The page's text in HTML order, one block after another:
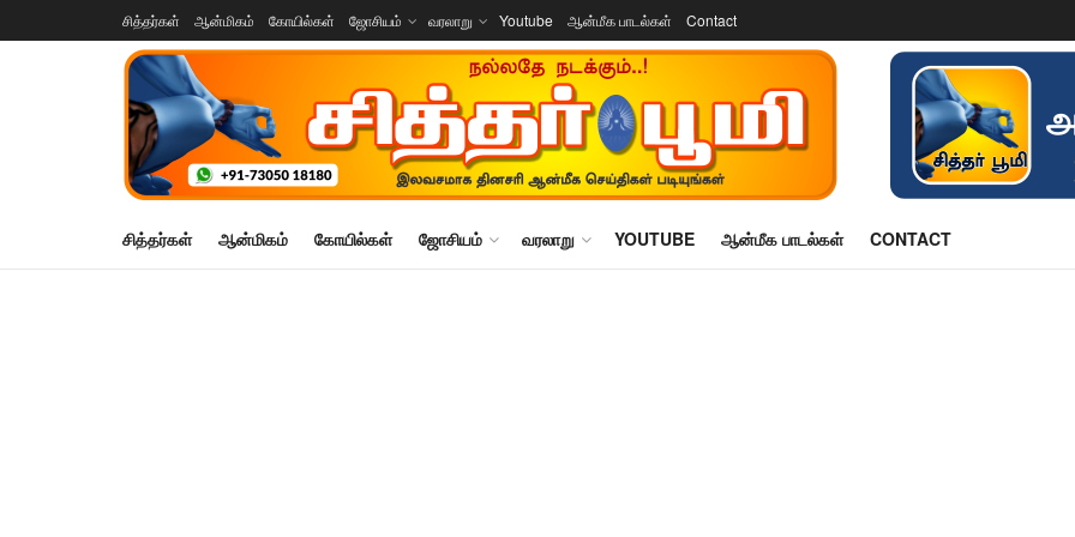
சித்தர்கள் ஆன்மிகம் கோயில்கள் ஜோசியம் வரலாறு Youtube ஆன்மீக பாடல்கள் Contact
சித்தர்கள் ஆன்மிகம் கோயில்கள் ஜோசியம் வரலாறு YOUTUBE ஆன்மீக பாடல்கள் CONTACT